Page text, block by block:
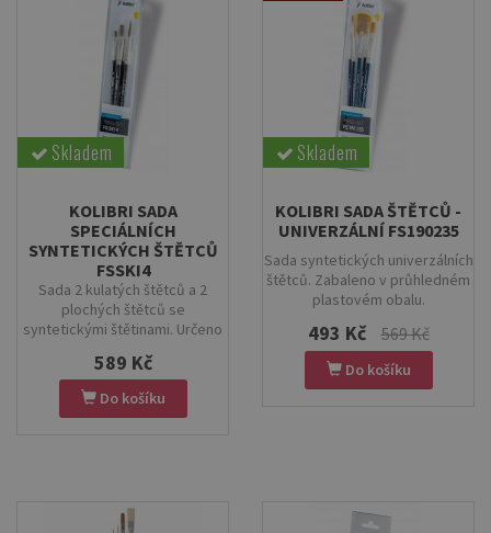
Skladem
KOLIBRI SADA
SPECIÁLNÍCH
SYNTETICKÝCH ŠTĚTCŮ
FSSKI4
Sada 2 kulatých štětců a 2
plochých štětců se
syntetickými štětinami. Určeno
589 Kč
Do košíku
Skladem
KOLIBRI SADA ŠTĚTCŮ -
UNIVERZÁLNÍ FS190235
Sada syntetických univerzálních
štětců. Zabaleno v průhledném
plastovém obalu.
493 Kč 569 Kč
Do košíku